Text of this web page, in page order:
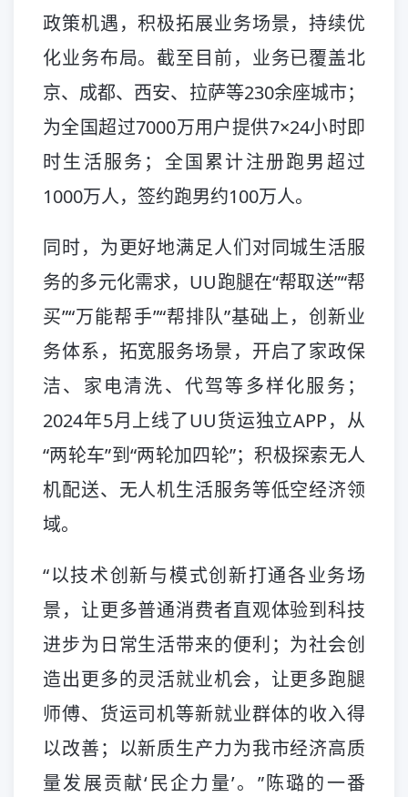
政策机遇，积极拓展业务场景，持续优
化业务布局。截至目前，业务已覆盖北
京、成都、西安、拉萨等230余座城市；
为全国超过7000万用户提供7×24小时即
时生活服务；全国累计注册跑男超过
1000万人，签约跑男约100万人。
同时，为更好地满足人们对同城生活服
务的多元化需求，UU跑腿在“帮取送”“帮
买”“万能帮手”“帮排队”基础上，创新业
务体系，拓宽服务场景，开启了家政保
洁、家电清洗、代驾等多样化服务；
2024年5月上线了UU货运独立APP，从
“两轮车”到“两轮加四轮”；积极探索无人
机配送、无人机生活服务等低空经济领
域。
“以技术创新与模式创新打通各业务场
景，让更多普通消费者直观体验到科技
进步为日常生活带来的便利；为社会创
造出更多的灵活就业机会，让更多跑腿
师傅、货运司机等新就业群体的收入得
以改善；以新质生产力为我市经济高质
量发展贡献‘民企力量’。”陈璐的一番